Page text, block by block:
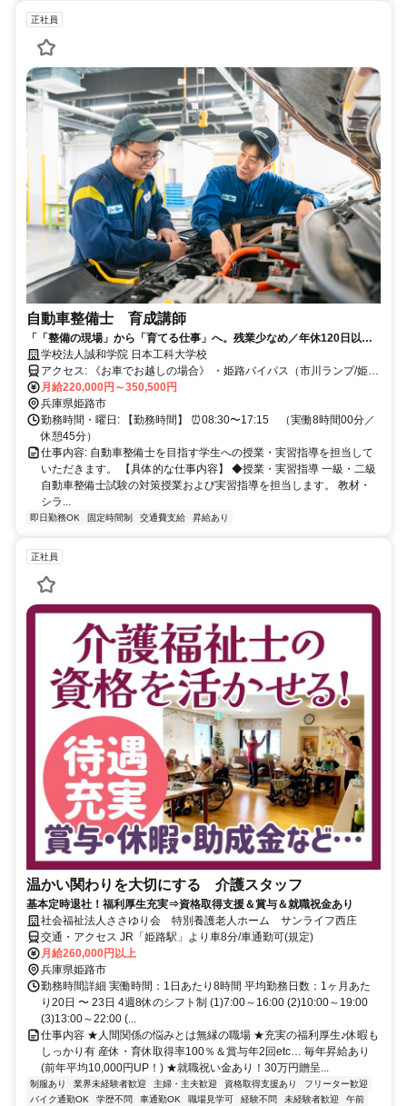
正社員
自動車整備士 育成講師
「「整備の現場」から「育てる仕事」へ。残業少なめ／年休120日以上
／賞与年3回
学校法人誠和学院 日本工科大学校
アクセス: 《お車でお越しの場合》 ・姫路バイパス（市川ランプ/姫路
南ランプ）より車でアクセス可 《JRでお越しの場合》 JR姫路駅南口
「神姫バス」→兼田バス停 徒歩10分 《山陽電鉄でお越しの場合》 山
陽電鉄 妻鹿駅から徒歩15分
月給220,000円～350,500円
兵庫県姫路市
勤務時間・曜日: 【勤務時間】 ⏰08:30〜17:15 （実働8時間00分／
休憩45分）
仕事内容: 自動車整備士を目指す学生への授業・実習指導を担当して
いただきます。 【具体的な仕事内容】 ◆授業・実習指導 一級・二級
自動車整備士試験の対策授業および実習指導を担当します。 教材・
シラ...
即日勤務OK 固定時間制 交通費支給 昇給あり
正社員
温かい関わりを大切にする 介護スタッフ
基本定時退社！福利厚生充実⇒資格取得支援＆賞与＆就職祝金あり
社会福祉法人ささゆり会 特別養護老人ホーム サンライフ西庄
交通・アクセス JR「姫路駅」より車8分/車通勤可(規定)
月給260,000円以上
兵庫県姫路市
勤務時間詳細 実働時間：1日あたり8時間 平均勤務日数：1ヶ月あた
り20日 〜 23日 4週8休のシフト制 (1)7:00～16:00 (2)10:00～19:00
(3)13:00～22:00 (...
仕事内容 ★人間関係の悩みとは無縁の職場 ★充実の福利厚生♪休暇も
しっかり有 産休・育休取得率100％＆賞与年2回etc… 毎年昇給あり
(前年平均10,000円UP！) ★就職祝い金あり！30万円贈呈...
制服あり 業界未経験者歓迎 主婦・主夫歓迎 資格取得支援あり
フリーター歓迎
バイク通勤OK
学歴不問 車通勤OK 職場見学可 経験不問 未経験者歓迎
午前